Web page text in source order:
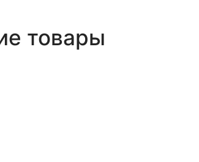
товары